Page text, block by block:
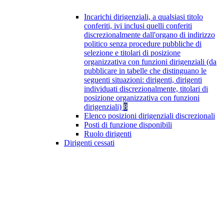
Incarichi dirigenziali, a qualsiasi titolo
conferiti, ivi inclusi quelli conferiti
discrezionalmente dall'organo di indirizzo
politico senza procedure pubbliche di
selezione e titolari di posizione
organizzativa con funzioni dirigenziali (da
pubblicare in tabelle che distinguano le
seguenti situazioni: dirigenti, dirigenti
individuati discrezionalmente, titolari di
posizione organizzativa con funzioni
dirigenziali) 8
Elenco posizioni dirigenziali discrezionali
Posti di funzione disponibili
Ruolo dirigenti
Dirigenti cessati